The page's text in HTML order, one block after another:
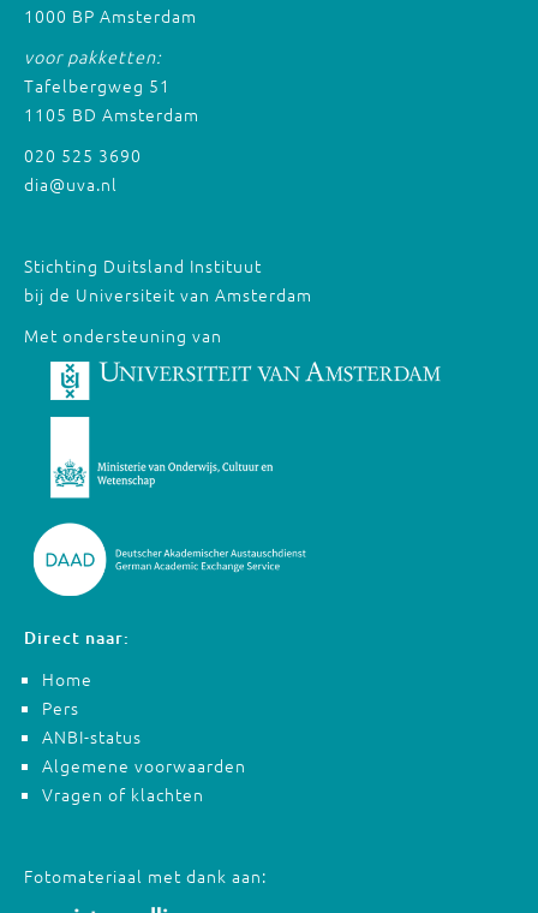
1000 BP Amsterdam
voor pakketten:
Tafelbergweg 51
1105 BD Amsterdam
020 525 3690
dia@uva.nl
Stichting Duitsland Instituut
bij de Universiteit van Amsterdam
Met ondersteuning van
Direct naar:
Home
Pers
ANBI-status
Algemene voorwaarden
Vragen of klachten
Fotomateriaal met dank aan: